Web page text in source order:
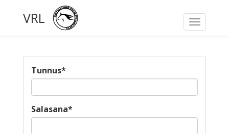
Toggle
VRL
Tunnus*
Salasana*